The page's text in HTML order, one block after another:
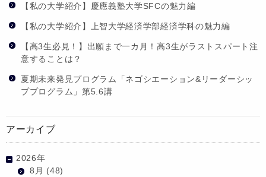
【私の大学紹介】慶應義塾大学SFCの魅力編
【私の大学紹介】上智大学経済学部経済学科の魅力編
【高3生必見！】出願まで一カ月！高3生がラストスパート注
意することは？
夏期未来発見プログラム「ネゴシエーション&リーダーシッ
ププログラム」第5.6講
アーカイブ
2026年
8月 (48)